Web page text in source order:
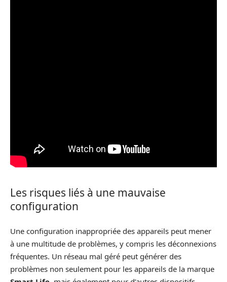
Les risques liés à une mauvaise
configuration
Une configuration inappropriée des appareils peut mener
à une multitude de problèmes, y compris les déconnexions
fréquentes. Un réseau mal géré peut générer des
problèmes non seulement pour les appareils de la marque